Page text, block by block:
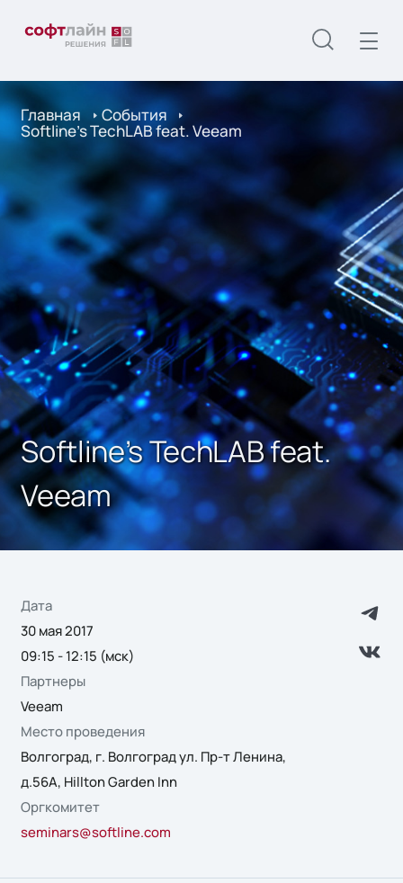
Главная События
Softline’s TechLAB feat. Veeam
Softline’s TechLAB feat.
Veeam
Дата
30 мая 2017
09:15 - 12:15 (мск)
Партнеры
Veeam
Место проведения
Волгоград, г. Волгоград ул. Пр-т Ленина,
д.56А, Hillton Garden Inn
Оргкомитет
seminars@softline.com